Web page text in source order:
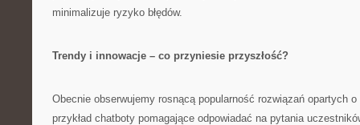
minimalizuje ryzyko błędów.
Trendy i innowacje – co przyniesie przyszłość?
Obecnie obserwujemy rosnącą popularność rozwiązań opartych
przykład chatboty pomagające odpowiadać na pytania